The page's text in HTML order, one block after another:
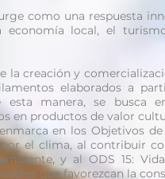
como una respuesta
economía local, el
la creación y
elaborados a
esta manera, se busca
en productos de valor
en los Objetivos
por el clima, al contribuir
y al ODS 15:
que favorezcan la